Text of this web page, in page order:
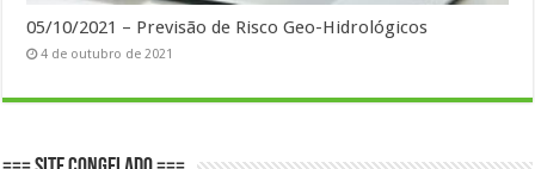
05/10/2021 – Previsão de Risco Geo-Hidrológicos
4 de outubro de 2021